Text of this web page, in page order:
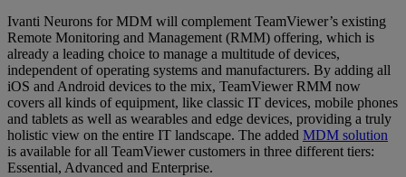
Ivanti Neurons for MDM will complement TeamViewer’s existing
Remote Monitoring and Management (RMM) offering, which is
already a leading choice to manage a multitude of devices,
independent of operating systems and manufacturers. By adding all
iOS and Android devices to the mix, TeamViewer RMM now
covers all kinds of equipment, like classic IT devices, mobile phones
and tablets as well as wearables and edge devices, providing a truly
holistic view on the entire IT landscape. The added MDM solution
is available for all TeamViewer customers in three different tiers:
Essential, Advanced and Enterprise.